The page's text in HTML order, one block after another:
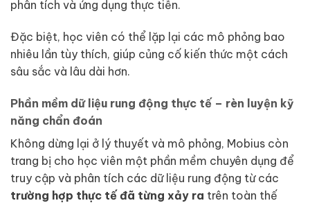
phân tích và ứng dụng thực tiễn.
Đặc biệt, học viên có thể lặp lại các mô phỏng bao
nhiêu lần tùy thích, giúp củng cố kiến thức một cách
sâu sắc và lâu dài hơn.
Phần mềm dữ liệu rung động thực tế – rèn luyện kỹ
năng chẩn đoán
Không dừng lại ở lý thuyết và mô phỏng, Mobius còn
trang bị cho học viên một phần mềm chuyên dụng để
truy cập và phân tích các dữ liệu rung động từ các
trường hợp thực tế đã từng xảy ra trên toàn thế